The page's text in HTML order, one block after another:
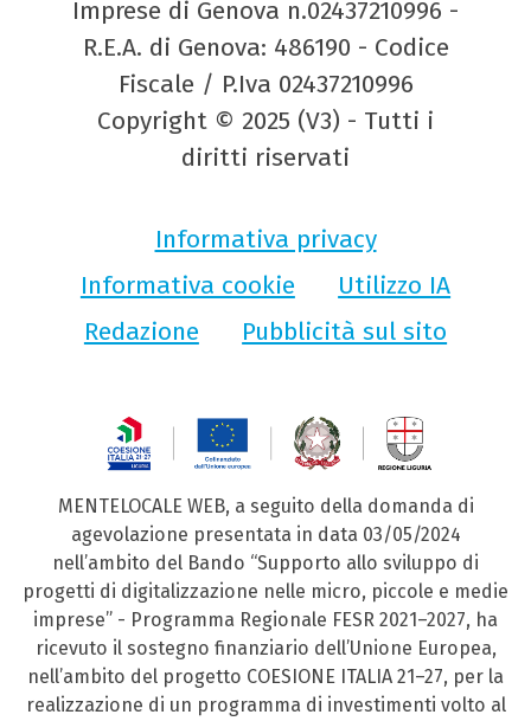
Imprese di Genova n.02437210996 -
R.E.A. di Genova: 486190 - Codice
Fiscale / P.Iva 02437210996
Copyright © 2025 (V3) - Tutti i
diritti riservati
Informativa privacy
Informativa cookie
Utilizzo IA
Redazione
Pubblicità sul sito
MENTELOCALE WEB, a seguito della domanda di
agevolazione presentata in data 03/05/2024
nell’ambito del Bando “Supporto allo sviluppo di
progetti di digitalizzazione nelle micro, piccole e medie
imprese” - Programma Regionale FESR 2021–2027, ha
ricevuto il sostegno finanziario dell’Unione Europea,
nell’ambito del progetto COESIONE ITALIA 21–27, per la
realizzazione di un programma di investimenti volto al